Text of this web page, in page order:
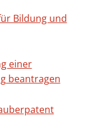
Bildung und
einer
beantragen